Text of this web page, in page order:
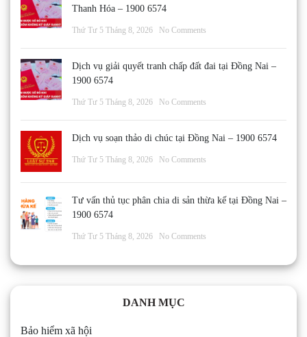
Thanh Hóa – 1900 6574
Thứ Tư 5 Tháng 8, 2026 No Comments
Dịch vụ giải quyết tranh chấp đất đai tại Đồng Nai –
1900 6574
Thứ Tư 5 Tháng 8, 2026 No Comments
Dịch vụ soạn thảo di chúc tại Đồng Nai – 1900 6574
Thứ Tư 5 Tháng 8, 2026 No Comments
Tư vấn thủ tục phân chia di sản thừa kế tại Đồng Nai –
1900 6574
Thứ Tư 5 Tháng 8, 2026 No Comments
DANH MỤC
Bảo hiểm xã hội